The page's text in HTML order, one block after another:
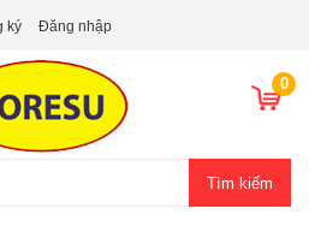
ký Đăng nhập
0
Tìm kiếm